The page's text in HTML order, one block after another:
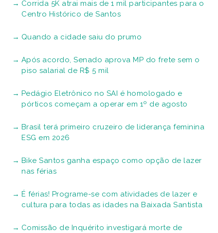
Corrida 5K atrai mais de 1 mil participantes para o
Centro Histórico de Santos
Quando a cidade saiu do prumo
Após acordo, Senado aprova MP do frete sem o
piso salarial de R$ 5 mil
Pedágio Eletrônico no SAI é homologado e
pórticos começam a operar em 1º de agosto
Brasil terá primeiro cruzeiro de liderança feminina
ESG em 2026
Bike Santos ganha espaço como opção de lazer
nas férias
É férias! Programe-se com atividades de lazer e
cultura para todas as idades na Baixada Santista
Comissão de Inquérito investigará morte de